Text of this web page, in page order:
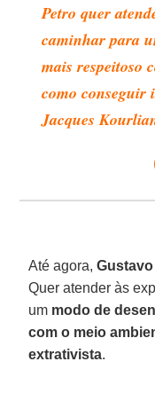
Petro quer
caminhar para
mais respeitoso
como conseguir
Jacques
Até agora,Gustavo
Quer atender às
um modo de
com o meio
extrativista.